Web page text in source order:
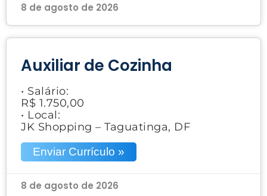
8 de agosto de 2026
Auxiliar de Cozinha
• Salário:
R$ 1.750,00
• Local:
JK Shopping – Taguatinga, DF
Enviar Currículo »
8 de agosto de 2026